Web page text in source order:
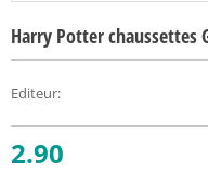
Harry Potter chaussettes
Editeur:
2.90